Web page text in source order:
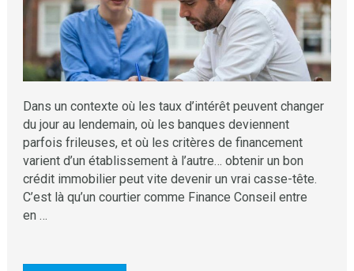
Dans un contexte où les taux d’intérêt peuvent changer
du jour au lendemain, où les banques deviennent
parfois frileuses, et où les critères de financement
varient d’un établissement à l’autre… obtenir un bon
crédit immobilier peut vite devenir un vrai casse-tête.
C’est là qu’un courtier comme Finance Conseil entre
en …